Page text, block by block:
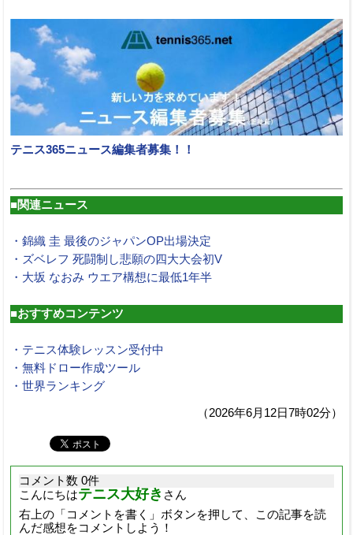
テニス365ニュース編集者募集！！
■関連ニュース
・錦織 圭 最後のジャパンOP出場決定
・ズベレフ 死闘制し悲願の四大大会初V
・大坂 なおみ ウエア構想に最低1年半
■おすすめコンテンツ
・テニス体験レッスン受付中
・無料ドロー作成ツール
・世界ランキング
（2026年6月12日7時02分）
コメント数 0件
こんにちはテニス大好き さん
右上の「コメントを書く」ボタンを押して、この記事を読
んだ感想をコメントしよう！